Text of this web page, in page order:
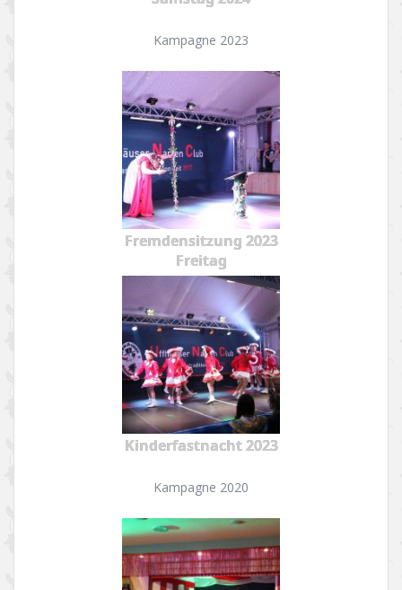
Kampagne 2023
Fremdensitzung 2023
Freitag
Kinderfastnacht 2023
Kampagne 2020